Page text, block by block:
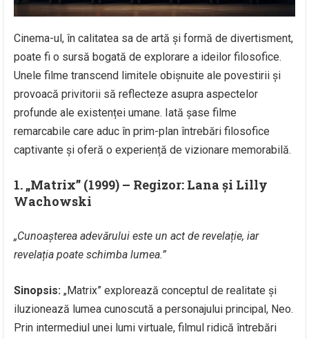
Cinema-ul, în calitatea sa de artă și formă de divertisment,
poate fi o sursă bogată de explorare a ideilor filosofice.
Unele filme transcend limitele obișnuite ale povestirii și
provoacă privitorii să reflecteze asupra aspectelor
profunde ale existenței umane. Iată șase filme
remarcabile care aduc în prim-plan întrebări filosofice
captivante și oferă o experiență de vizionare memorabilă.
1. „Matrix” (1999) – Regizor: Lana și Lilly
Wachowski
„Cunoașterea adevărului este un act de revelație, iar
revelația poate schimba lumea.”
Sinopsis: „Matrix” explorează conceptul de realitate și
iluzionează lumea cunoscută a personajului principal, Neo.
Prin intermediul unei lumi virtuale, filmul ridică întrebări